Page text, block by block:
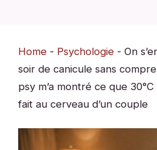
Home - Psychologie - On
soir de canicule sans
psy m’a montré ce que
fait au cerveau d’un couple